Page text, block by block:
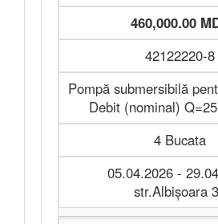
460,000.00
42122220-8
Pompă submersibilă
Debit (nominal)
4 Bucata
05.04.2026 -
str.Albişoara